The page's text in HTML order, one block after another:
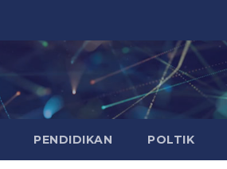
PENDIDIKAN POLTIK